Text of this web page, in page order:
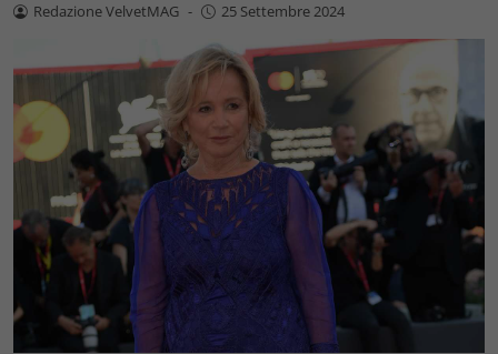
Redazione VelvetMAG - 25 Settembre 2024